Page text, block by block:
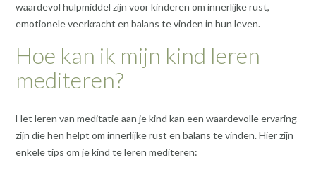
waardevol hulpmiddel zijn voor kinderen om innerlijke rust,
emotionele veerkracht en balans te vinden in hun leven.
Hoe kan ik mijn kind leren
mediteren?
Het leren van meditatie aan je kind kan een waardevolle ervaring
zijn die hen helpt om innerlijke rust en balans te vinden. Hier zijn
enkele tips om je kind te leren mediteren: